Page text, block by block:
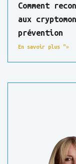
Comment
aux
prévention
En savoir plus "»